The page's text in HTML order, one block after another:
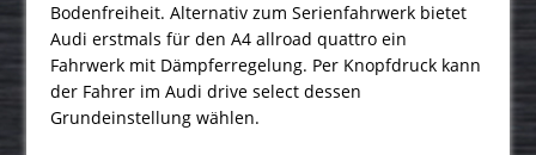
Bodenfreiheit. Alternativ zum Serienfahrwerk bietet
Audi erstmals für den A4 allroad quattro ein
Fahrwerk mit Dämpferregelung. Per Knopfdruck kann
der Fahrer im Audi drive select dessen
Grundeinstellung wählen.